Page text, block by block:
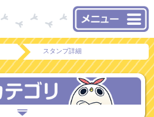
スタンプ詳細